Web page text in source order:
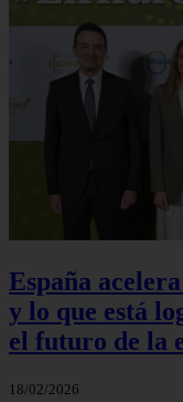
España
y lo que está
el futuro de la
18/02/2026